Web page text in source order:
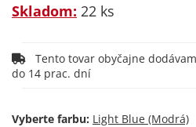
Skladom: 22 ks
do 14 prac. dní
Vyberte farbu: